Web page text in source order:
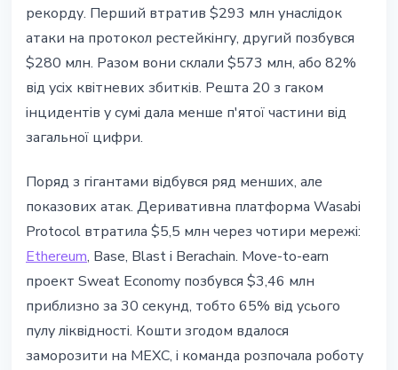
рекорду. Перший втратив $293 млн унаслідок
атаки на протокол рестейкінгу, другий позбувся
$280 млн. Разом вони склали $573 млн, або 82%
від усіх квітневих збитків. Решта 20 з гаком
інцидентів у сумі дала менше п'ятої частини від
загальної цифри.
Поряд з гігантами відбувся ряд менших, але
показових атак. Деривативна платформа Wasabi
Protocol втратила $5,5 млн через чотири мережі:
Ethereum, Base, Blast і Berachain. Move-to-earn
проект Sweat Economy позбувся $3,46 млн
приблизно за 30 секунд, тобто 65% від усього
пулу ліквідності. Кошти згодом вдалося
заморозити на MEXC, і команда розпочала роботу